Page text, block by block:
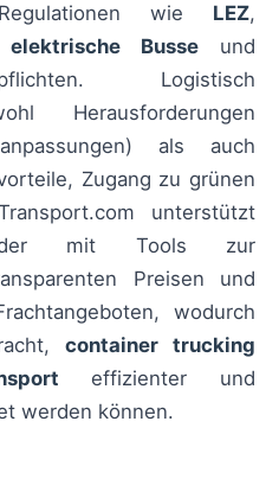
wie LEZ,
elektrische Busseund
Logistisch
Herausforderungen
als auch
Zugang zu grünen
unterstützt
mit Tools zur
Preisen und
wodurch
container trucking
effizienter und
werden können.